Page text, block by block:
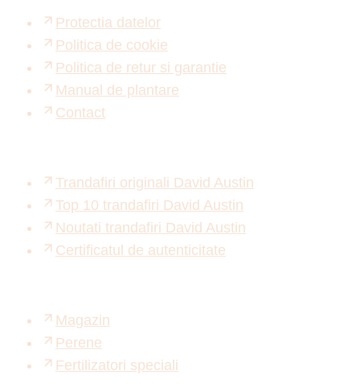
Protectia datelor
Politica de cookie
Politica de retur si garantie
Manual de plantare
Contact
Trandafiri originali David Austin
Top 10 trandafiri David Austin
Noutati trandafiri David Austin
Certificatul de autenticitate
Magazin
Perene
Fertilizatori speciali